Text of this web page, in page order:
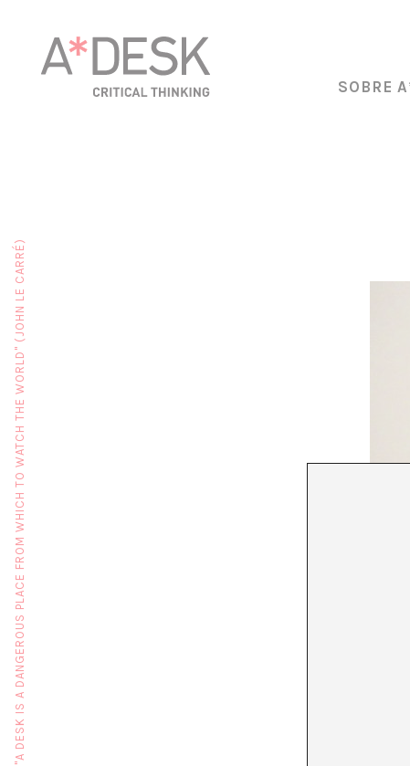
SOBRE
"A DESK IS A DANGEROUS PLACE FROM WHICH TO WATCH THE WORLD" (JOHN LE CARRÉ)